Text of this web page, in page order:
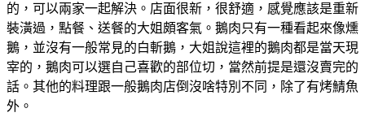
的，可以兩家一起解決。店面很新，很舒適，感覺應該是重新
裝潢過，點餐、送餐的大姐頗客氣。鵝肉只有一種看起來像燻
鵝，並沒有一般常見的白斬鵝，大姐說這裡的鵝肉都是當天現
宰的，鵝肉可以選自己喜歡的部位切，當然前提是還沒賣完的
話。其他的料理跟一般鵝肉店倒沒啥特別不同，除了有烤鯖魚
外。